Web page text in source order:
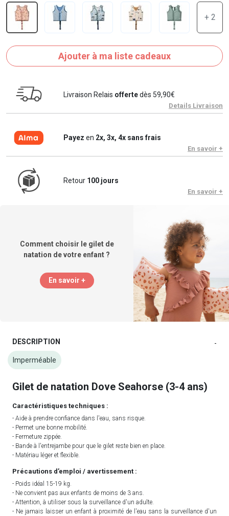
+ 2
Ajouter à ma liste cadeaux
Livraison Relais offertedès 59,90€
Details Livraison
Payez en 2x, 3x, 4x sans frais
En savoir +
Retour 100 jours
En savoir +
Comment choisir le gilet de
natation de votre enfant ?
En savoir +
DESCRIPTION -
Imperméable
Gilet de natation Dove Seahorse (3-4 ans)
Caractéristiques techniques :
- Aide à prendre confiance dans l'eau, sans risque.
- Permet une bonne mobilité.
- Fermeture zippée.
- Bande à l'entrejambe pour que le gilet reste bien en place.
- Matériau léger et flexible.
Précautions d’emploi / avertissement :
- Poids idéal 15-19 kg.
- Ne convient pas aux enfants de moins de 3 ans.
- Attention, à utiliser sous la surveillance d'un adulte.
- Ne jamais laisser un enfant à proximité de l'eau sans la surveillance d'un